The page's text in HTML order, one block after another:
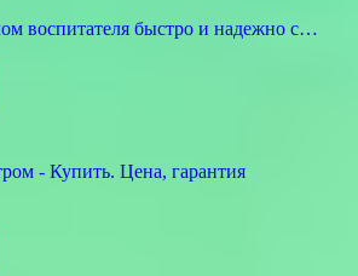
воспитателя быстро и надежно с…
- Купить. Цена, гарантия